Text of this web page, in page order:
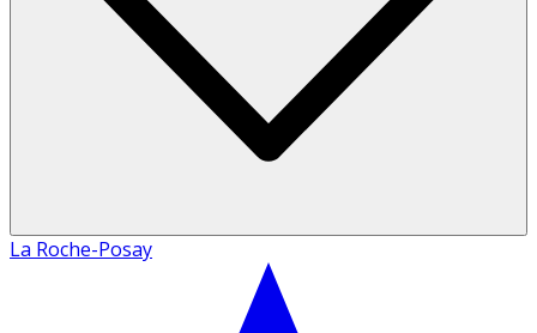
La Roche-Posay